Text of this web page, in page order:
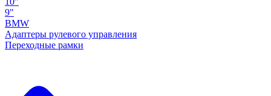
9"
BMW
Адаптеры рулевого управления
Переходные рамки